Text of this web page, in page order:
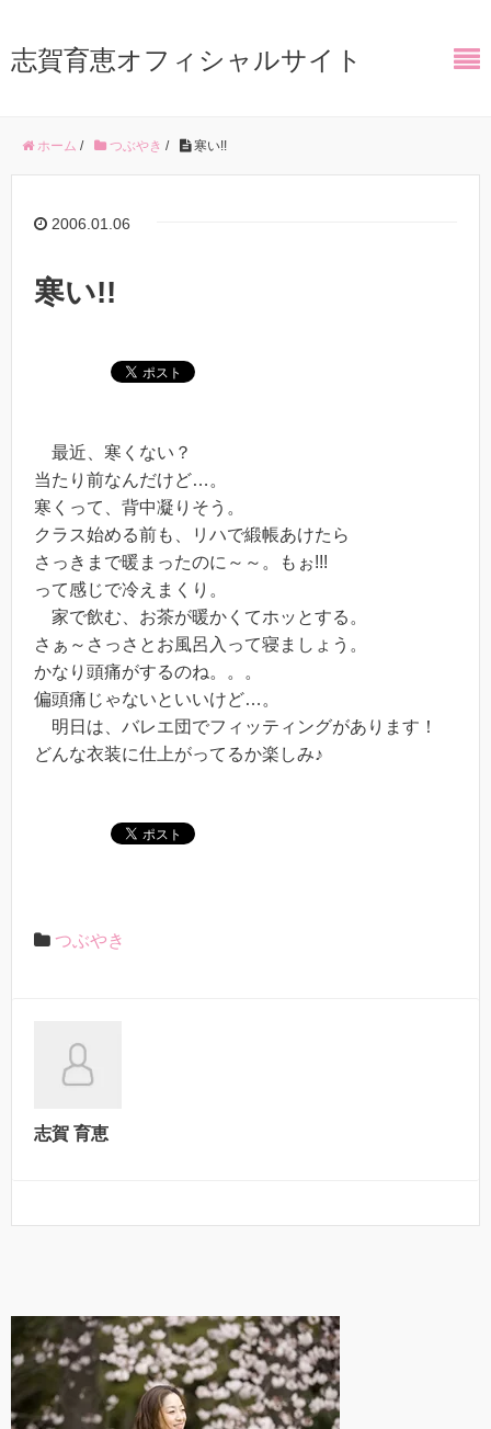
志賀育恵オフィシャルサイト
ホーム / つぶやき / 寒い!!
2006.01.06
寒い!!
最近、寒くない？
当たり前なんだけど…。
寒くって、背中凝りそう。
クラス始める前も、リハで緞帳あけたら
さっきまで暖まったのに～～。もぉ!!!
って感じで冷えまくり。
家で飲む、お茶が暖かくてホッとする。
さぁ～さっさとお風呂入って寝ましょう。
かなり頭痛がするのね。。。
偏頭痛じゃないといいけど…。
明日は、バレエ団でフィッティングがあります！
どんな衣装に仕上がってるか楽しみ♪
つぶやき
志賀 育恵